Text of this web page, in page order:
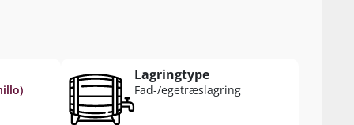
Lagringtype
Fad-/egetræslagring